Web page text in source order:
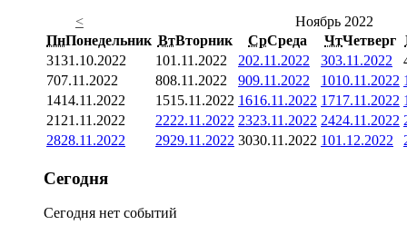
<
Ноябрь 2022
ПнПонедельник ВтВторник СрСреда ЧтЧетверг
3131.10.2022 101.11.2022 202.11.2022 303.11.2022
707.11.2022 808.11.2022 909.11.2022 1010.11.2022
1414.11.2022 1515.11.2022 1616.11.2022 1717.11.2022
21 21.11.2022 2222.11.2022 2323.11.2022 2424.11.2022
2828.11.2022 2929.11.2022 3030.11.2022 101.12.2022
Сегодня
Сегодня нет событий